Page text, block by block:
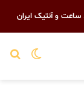
و آنتیک ایران
تغییر